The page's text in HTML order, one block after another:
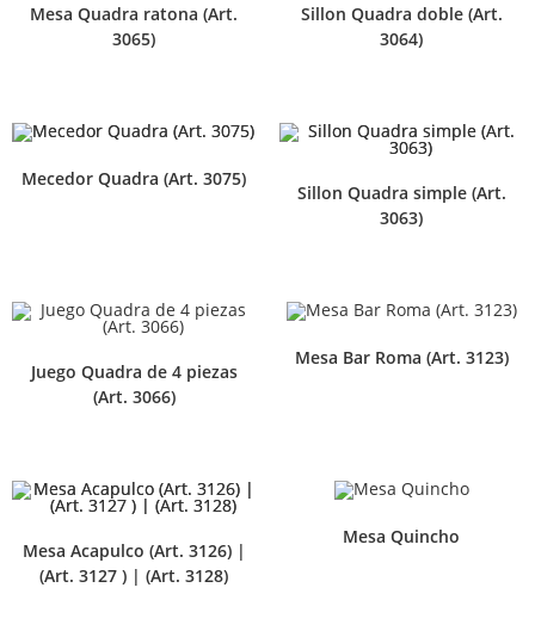
Mesa Quadra ratona (Art.
3065)
Sillon Quadra doble (Art.
3064)
Mecedor Quadra (Art. 3075)
Sillon Quadra simple (Art.
3063)
Juego Quadra de 4 piezas
(Art. 3066)
Mesa Bar Roma (Art. 3123)
Mesa Acapulco (Art. 3126) |
(Art. 3127 ) | (Art. 3128)
Mesa Quincho